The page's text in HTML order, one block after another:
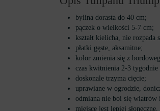
bylina dorasta do 40 cm;
pączek o wielkości 5-7 cm;
kształt kielicha, nie rozpada
płatki gęste, aksamitne;
kolor zmienia się z
czas kwitnienia 2-3
doskonale trzyma cięcie;
uprawiane w ogrodzie,
odmiana nie boi się wiatrów
miejsce jest lepiej